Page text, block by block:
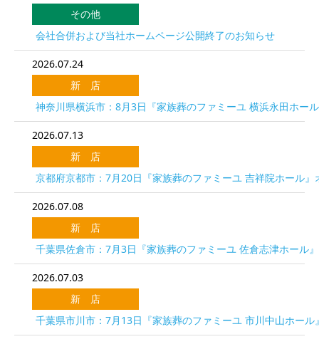
その他
会社合併および当社ホームページ公開終了のお知らせ
2026.07.24
新 店
神奈川県横浜市：8月3日『家族葬のファミーユ 横浜永田ホー
2026.07.13
新 店
京都府京都市：7月20日『家族葬のファミーユ 吉祥院ホール』
2026.07.08
新 店
千葉県佐倉市：7月3日『家族葬のファミーユ 佐倉志津ホール
2026.07.03
新 店
千葉県市川市：7月13日『家族葬のファミーユ 市川中山ホール